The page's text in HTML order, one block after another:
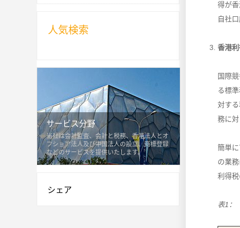
人気検索
サービス分野
当社は会計監査、会計と税務、香港法人とオ
フショア法人及び中国法人の設立、商標登録
などのサービスを提供いたします。
シェア
得が
自社
香港
国際
る標
対す
務に
簡単
の業
利得税
表1：